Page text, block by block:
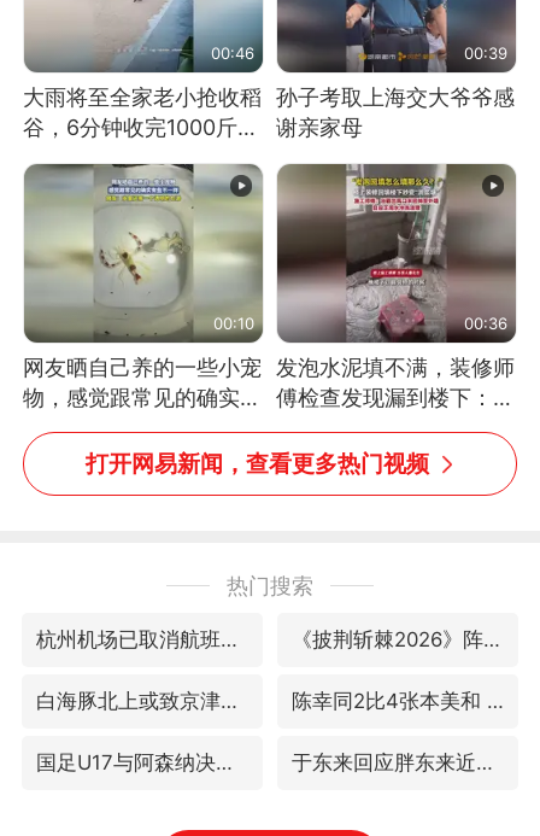
00:46
大雨将至全家老小抢收稻
谷，6分钟收完1000斤，
00:39
孙子考取上海交大爷爷感
谢亲家母
00:10
网友晒自己养的一些小宠
物，感觉跟常见的确实有
些不一样
00:36
发泡水泥填不满，装修师
傅检查发现漏到楼下：出
风口未延伸到外墙
打开网易新闻，查看更多热门视频
热门搜索
杭州机场已取消航班388架次 《披荆斩棘2026》阵容官宣
白海豚北上或致京津冀暴雨 陈幸同2比4张本美和 国乒双线丢冠
国足U17与阿森纳决赛取消 并列冠军 于东来回应胖东来近25年老店年底关闭